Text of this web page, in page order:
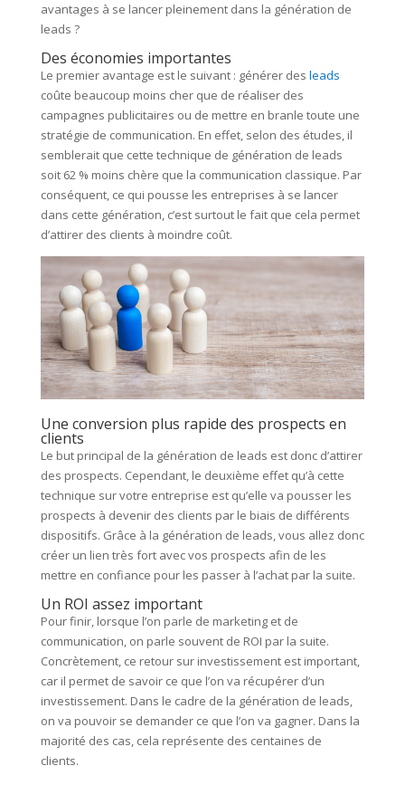
avantages à se lancer pleinement dans la génération de
leads ?
Des économies importantes
Le premier avantage est le suivant : générer des leads
coûte beaucoup moins cher que de réaliser des
campagnes publicitaires ou de mettre en branle toute une
stratégie de communication. En effet, selon des études, il
semblerait que cette technique de génération de leads
soit 62 % moins chère que la communication classique. Par
conséquent, ce qui pousse les entreprises à se lancer
dans cette génération, c’est surtout le fait que cela permet
d’attirer des clients à moindre coût.
Une conversion plus rapide des prospects en
clients
Le but principal de la génération de leads est donc d’attirer
des prospects. Cependant, le deuxième effet qu’à cette
technique sur votre entreprise est qu’elle va pousser les
prospects à devenir des clients par le biais de différents
dispositifs. Grâce à la génération de leads, vous allez donc
créer un lien très fort avec vos prospects afin de les
mettre en confiance pour les passer à l’achat par la suite.
Un ROI assez important
Pour finir, lorsque l’on parle de marketing et de
communication, on parle souvent de ROI par la suite.
Concrètement, ce retour sur investissement est important,
car il permet de savoir ce que l’on va récupérer d’un
investissement. Dans le cadre de la génération de leads,
on va pouvoir se demander ce que l’on va gagner. Dans la
majorité des cas, cela représente des centaines de
clients.